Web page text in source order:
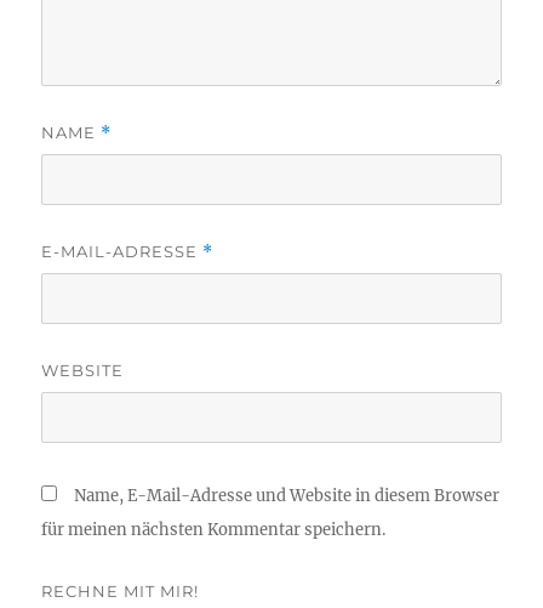
NAME *
E-MAIL-ADRESSE *
WEBSITE
Name, E-Mail-Adresse und Website in diesem Browser
für meinen nächsten Kommentar speichern.
RECHNE MIT MIR!